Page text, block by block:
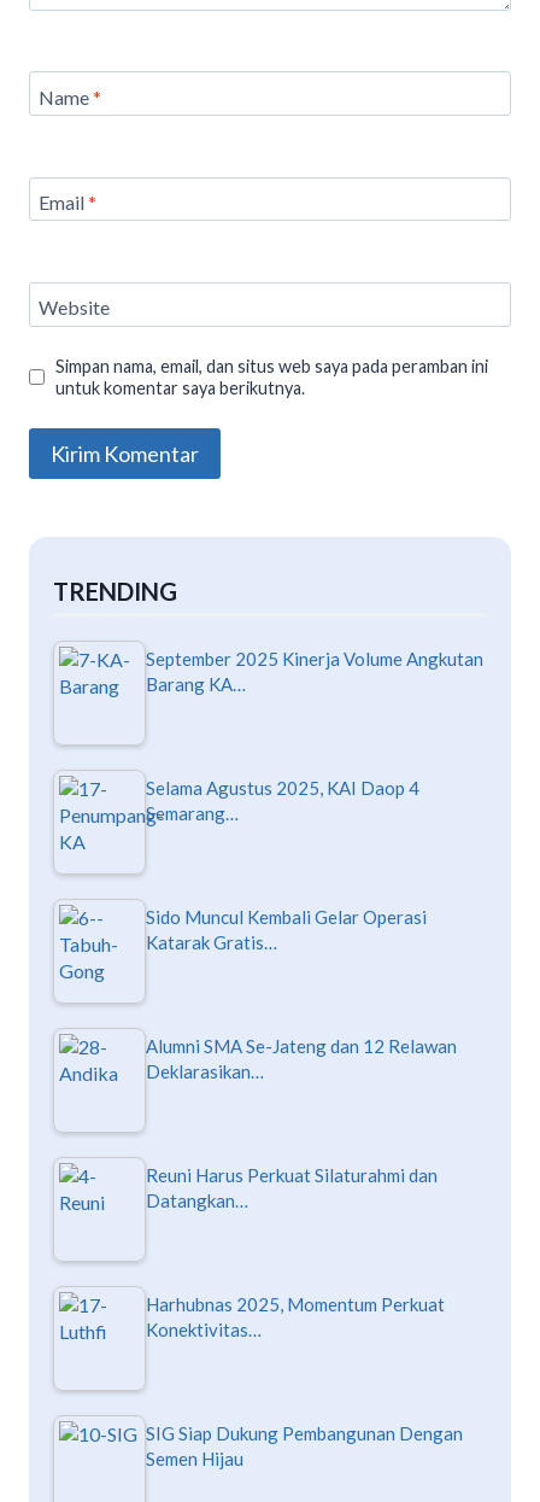
Name*
Email*
Website
Simpan nama, email, dan situs web saya pada peramban ini
untuk komentar saya berikutnya.
TRENDING
September 2025 Kinerja Volume Angkutan
Barang KA…
Selama Agustus 2025, KAI Daop 4
Semarang…
Sido Muncul Kembali Gelar Operasi
Katarak Gratis…
Alumni SMA Se-Jateng dan 12 Relawan
Deklarasikan…
Reuni Harus Perkuat Silaturahmi dan
Datangkan…
Harhubnas 2025, Momentum Perkuat
Konektivitas…
SIG Siap Dukung Pembangunan Dengan
Semen Hijau